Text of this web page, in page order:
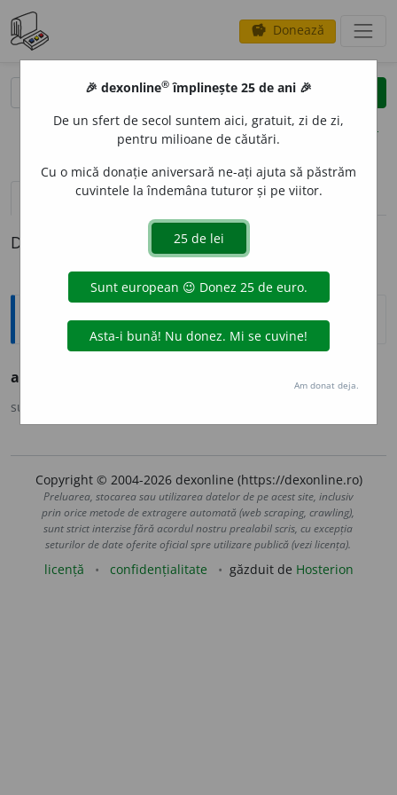
savings Donează
clear
opțiuni
definiții (1) pronunțievolume_up (50)
Definiția cu ID-ul 219536:
Ortografice DOOM
abi
sursa:
Copyright © 2004-2026 dexonline (https://dexonline.ro)
Preluarea, stocarea sau utilizarea datelor de pe acest site, inclusiv
prin orice metode de extragere automată (web scraping, crawling),
sunt strict interzise fără acordul nostru prealabil scris, cu excepția
seturilor de date oferite oficial spre utilizare publică (vezi licența).
licență confidențialitate găzduit de Hosterion
🎉 dexonline® împlinește 25 de ani 🎉
De un sfert de secol suntem aici, gratuit, zi de zi,
pentru milioane de căutări.
Cu o mică donație aniversară ne-ați ajuta să păstrăm
cuvintele la îndemâna tuturor și pe viitor.
Am donat deja.